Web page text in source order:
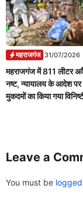
महराजगंज 31/07/2026
महराजगंज में 811 लीटर
नष्ट, न्यायालय के आदेश
मुकदमों का किया गया
Leave a
You must be